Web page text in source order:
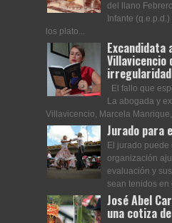
del llano
Infante
los plato...
Excandidata
Villavicencio
El fallo que
La abogada y
Villavicencio, Marcela Manrique,
Jurado para
El jurado puede
organización
evaluación y
sean tenidos en
José Abel
una cotiza